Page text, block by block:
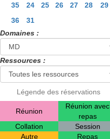
35
24 25 26 27 28 29
36
31
Domaines :
Ressources :
Légende des réservations
Réunion
Réunion avec
repas
Collation
Session
Autre
Repas